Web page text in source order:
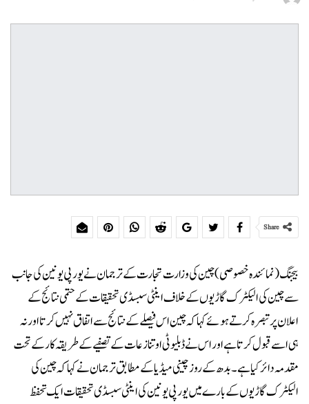
Share
بیجنگ (نمائندہ خصوصی)چین کی وزارت تجارت کے ترجمان نے یورپی یونین کی جانب
سے چین کی الیکٹرک گاڑیوں کے خلاف اینٹی سبسڈی تحقیقات کے حتمی نتائج کے
اعلان پر تبصرہ کرتے ہوئے کہا کہ چین اس فیصلے کے نتائج سے اتفاق نہیں کرتا اور نہ
ہی اسے قبول کرتا ہے اور اس نے ڈبلیو ٹی او تنازعات کے تصفیے کے طریقہ کار کے تحت
مقدمہ دائر کیا ہے۔بدھ کے روز چینی میڈ یا کے مطابق ترجمان نے کہا کہ چین کی
الیکٹرک گاڑیوں کے بارے میں یورپی یونین کی اینٹی سبسڈی تحقیقات ایک تحفظ